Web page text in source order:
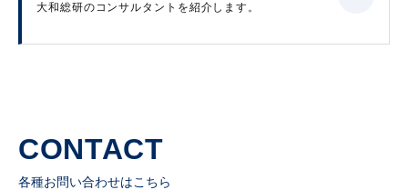
大和総研のコンサルタントを紹介します。
CONTACT
各種お問い合わせはこちら